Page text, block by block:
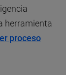
herramienta
proceso